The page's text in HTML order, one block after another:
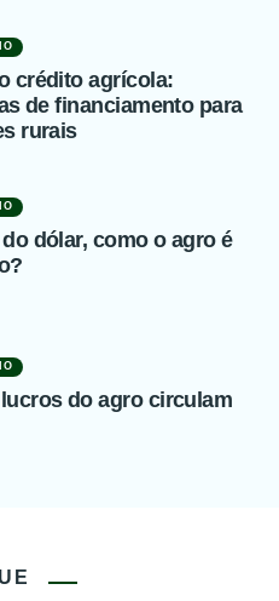
crédito agrícola:
de financiamento para
rurais
dólar, como o agro é
do agro circulam